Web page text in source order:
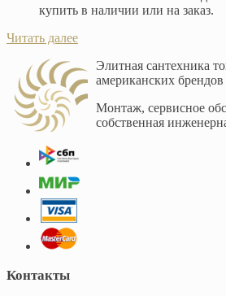
купить в наличии или на заказ.
Читать далее
Элитная сантехника
американских
Монтаж, сервисное
собственная
Контакты